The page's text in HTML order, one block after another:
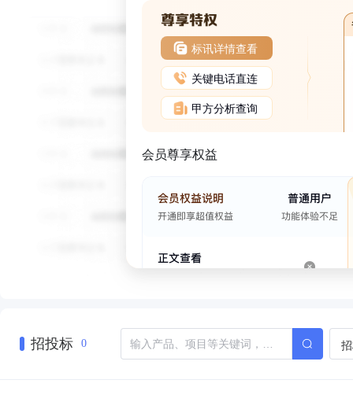
标讯详情查看
关键电话直连
甲方分析查询
会员尊享权益
招投标 0